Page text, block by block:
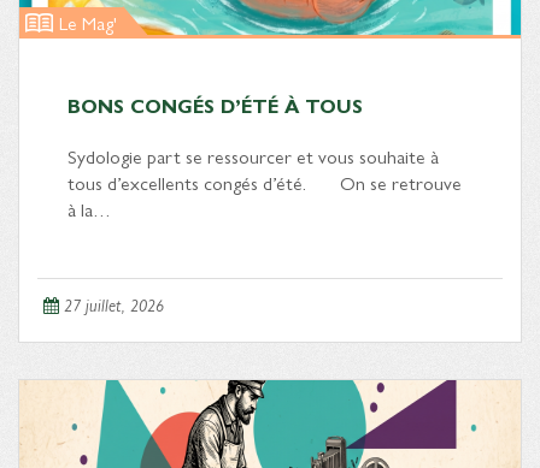
Le Mag'
BONS CONGÉS D’ÉTÉ À TOUS
Sydologie part se ressourcer et vous souhaite à
tous d’excellents congés d’été. On se retrouve
à la…
27 juillet, 2026